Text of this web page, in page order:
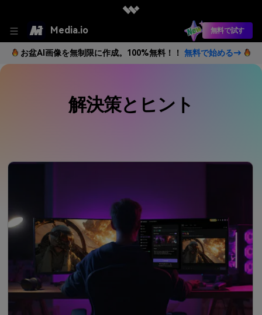
Media.io 無料で試す
お盆AI画像を無制限に作成。100%無料！！ 無料で始める→
解決策とヒント